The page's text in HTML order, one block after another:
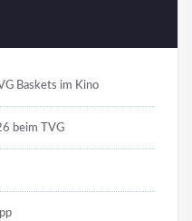
Baskets im Kino
beim TVG